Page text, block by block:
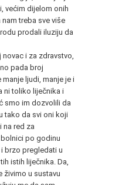
većim dijelom onih
treba sve više
prodali iluziju da
i za zdravstvo,
pada broj
ljudi, manje je i
ni toliko liječnika i
smo im dozvolili da
tako da svi oni koji
na red za
po godinu
brzo pregledati u
istih liječnika. Da,
živimo u sustavu